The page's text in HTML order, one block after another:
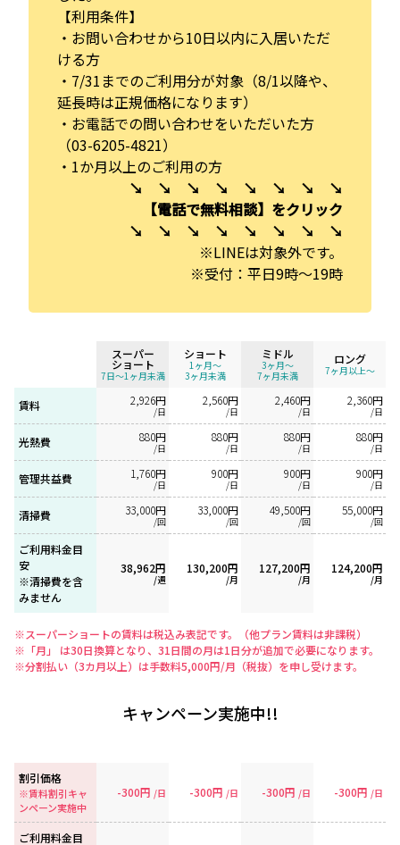
【利用条件】
・お問い合わせから10日以内に入居いただ
ける方
・7/31までのご利用分が対象（8/1以降や、
延長時は正規価格になります）
・お電話での問い合わせをいただいた方
（03-6205-4821）
・1か月以上のご利用の方
↘ ↘ ↘ ↘ ↘ ↘ ↘ ↘
【電話で無料相談】をクリック
↘ ↘ ↘ ↘ ↘ ↘ ↘ ↘
※LINEは対象外です。
※受付：平日9時～19時
スーパー
ショート
7日～1ヶ月未満
ショート
1ヶ月〜
3ヶ月未満
ミドル
3ヶ月〜
7ヶ月未満
ロング
7ヶ月以上〜
賃料 2,926円
/日
2,560円
/日
2,460円
/日
2,360円
/日
光熱費 880円
/日
880円
/日
880円
/日
880円
/日
管理共益費 1,760円
/日
900円
/日
900円
/日
900円
/日
清掃費 33,000円
/回
33,000円
/回
49,500円
/回
55,000円
/回
ご利用料金目
安
※清掃費を含
みません
38,962円
/週
130,200円
/月
127,200円
/月
124,200円
/月
※スーパーショートの賃料は税込み表記です。（他プラン賃料は非課税）
※「月」 は30日換算となり、31日間の月は1日分が追加で必要になります。
※分割払い（3カ月以上）は手数料5,000円/月（税抜）を申し受けます。
キャンペーン実施中!!
割引価格
※賃料割引キャ
ンペーン実施中
-300円 /日 -300円 /日 -300円 /日 -300円 /日
ご利用料金目